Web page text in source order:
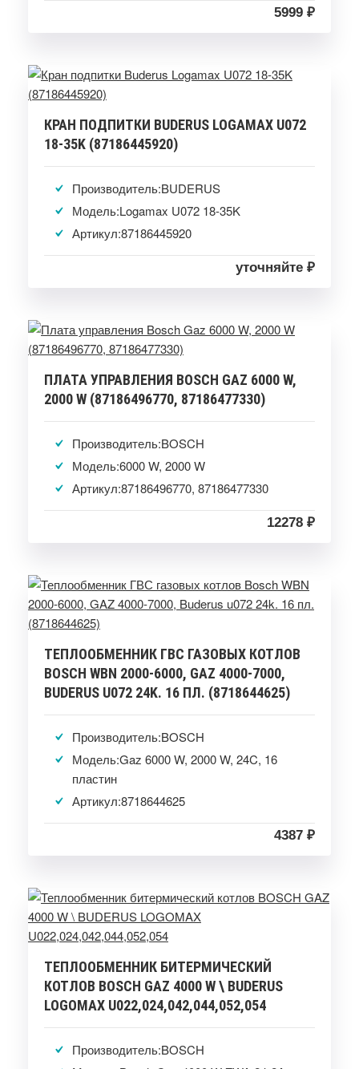
5999 ₽
КРАН ПОДПИТКИ BUDERUS LOGAMAX U072
18-35K (87186445920)
Производитель:BUDERUS
Модель:Logamax U072 18-35K
Артикул:87186445920
уточняйте ₽
ПЛАТА УПРАВЛЕНИЯ BOSCH GAZ 6000 W,
2000 W (87186496770, 87186477330)
Производитель:BOSCH
Модель:6000 W, 2000 W
Артикул:87186496770, 87186477330
12278 ₽
ТЕПЛООБМЕННИК ГВС ГАЗОВЫХ КОТЛОВ
BOSCH WBN 2000-6000, GAZ 4000-7000,
BUDERUS U072 24K. 16 ПЛ. (8718644625)
Производитель:BOSCH
Модель:Gaz 6000 W, 2000 W, 24C, 16
пластин
Артикул:8718644625
4387 ₽
ТЕПЛООБМЕННИК БИТЕРМИЧЕСКИЙ
КОТЛОВ BOSCH GAZ 4000 W \ BUDERUS
LOGOMAX U022,024,042,044,052,054
Производитель:BOSCH